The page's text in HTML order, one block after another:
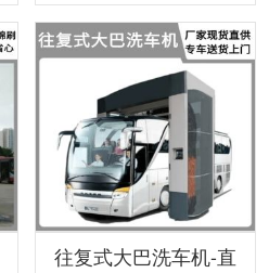
往复式大巴洗车机-直